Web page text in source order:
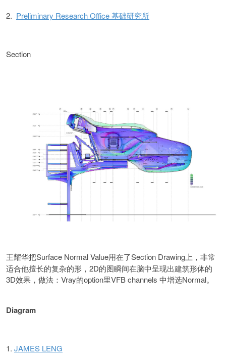
2. Preliminary Research Office 基础研究所
Section
王耀华把Surface Normal Value用在了Section Drawing上，非常
适合他擅长的复杂的形，2D的图瞬间在脑中呈现出建筑形体的
3D效果，做法：Vray的option里VFB channels 中增选Normal。
Diagram
1. JAMES LENG